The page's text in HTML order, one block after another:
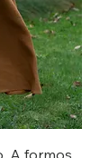
A formos